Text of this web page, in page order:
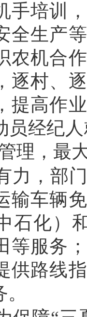
手培训
全生产
农机合
逐村、
提高作
员经纪
理，最
力，部
输车辆
石化）
等服务
供路线